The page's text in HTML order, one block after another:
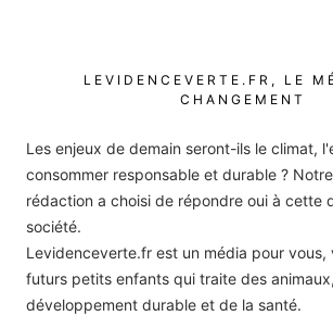
LEVIDENCEVERTE.FR, LE
CHANGEMENT
Les enjeux de demain seront-ils le climat,
consommer responsable et durable ?
rédaction a choisi de répondre oui à cette
société.
Levidenceverte.fr est un média pour vous,
futurs petits enfants qui traite des
développement durable et de la santé.